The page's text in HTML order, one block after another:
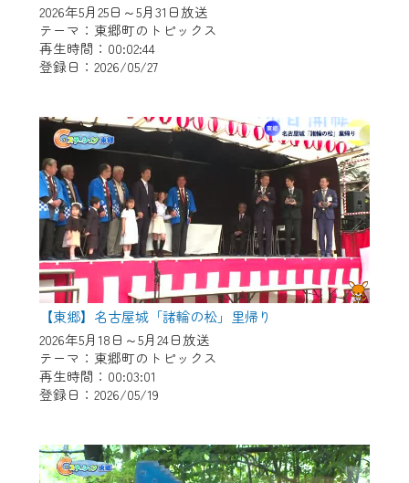
2026年5月25日～5月31日放送
テーマ：東郷町のトピックス
再生時間：00:02:44
登録日：2026/05/27
【東郷】名古屋城「諸輪の松」里帰り
2026年5月18日～5月24日放送
テーマ：東郷町のトピックス
再生時間：00:03:01
登録日：2026/05/19